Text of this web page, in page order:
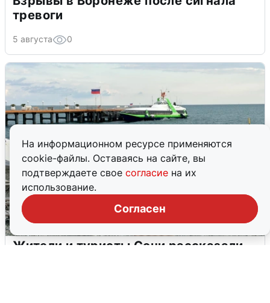
На информационном ресурсе применяются
cookie-файлы. Оставаясь на сайте, вы
подтверждаете свое согласие на их
использование.
Согласен
тревоги
5 августа 0
Жители и туристы Сочи рассказали